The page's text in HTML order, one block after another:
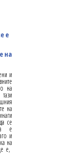
е
на
и
на
на
се
е
и
на
е,